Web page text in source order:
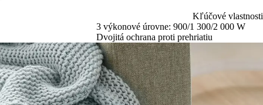
Kľúčové vlastnosti
3 výkonové úrovne: 900/1 300/2 000 W
Dvojitá ochrana proti prehriatiu